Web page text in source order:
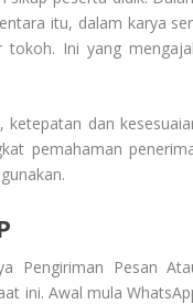
itu, dalam karya
tokoh. Ini yang
dan
pemahaman
Pengiriman Pesan
ini. Awal mula